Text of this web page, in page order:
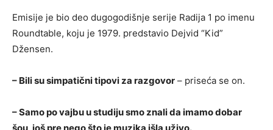
Emisije je bio deo dugogodišnje serije Radija 1 po imenu
Roundtable, koju je 1979. predstavio Dejvid “Kid”
Džensen.
– Bili su simpatični tipovi za razgovor – priseća se on.
– Samo po vajbu u studiju smo znali da imamo dobar